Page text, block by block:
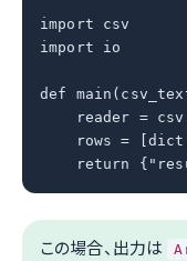
import csv
import io
def
reader =
rows =
return
この場合、出力は